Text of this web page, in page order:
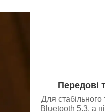
Передові
Для
Bluetooth 5.3, а